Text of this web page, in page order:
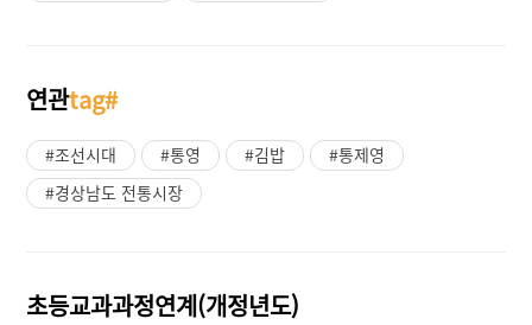
연관tag#
#조선시대 #통영 #김밥
#통제영
#경상남도 전통시장
초등교과과정연계(개정년도)